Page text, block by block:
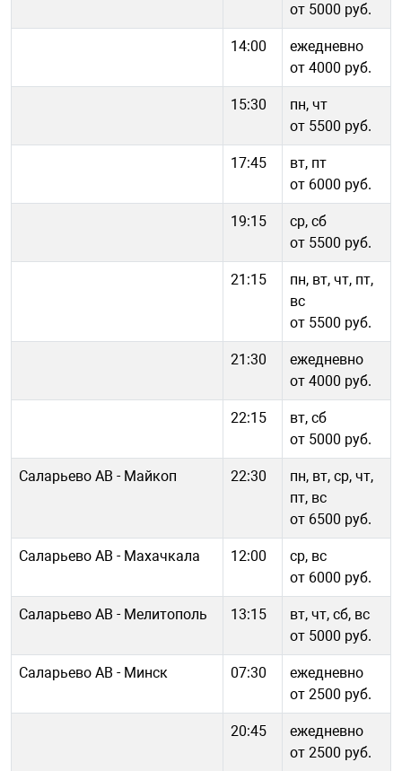
от 5000 руб.
14:00
ежедневно
от 4000 руб.
15:30
пн, чт
от 5500 руб.
17:45
вт, пт
от 6000 руб.
19:15
ср, сб
от 5500 руб.
21:15
пн, вт, чт, пт,
вс
от 5500 руб.
21:30
ежедневно
от 4000 руб.
22:15
вт, сб
от 5000 руб.
Саларьево АВ - Майкоп 22:30
пн, вт, ср, чт,
пт, вс
от 6500 руб.
Саларьево АВ - Махачкала 12:00
ср, вс
от 6000 руб.
Саларьево АВ - Мелитополь 13:15
вт, чт, сб, вс
от 5000 руб.
Саларьево АВ - Минск 07:30
ежедневно
от 2500 руб.
20:45
ежедневно
от 2500 руб.